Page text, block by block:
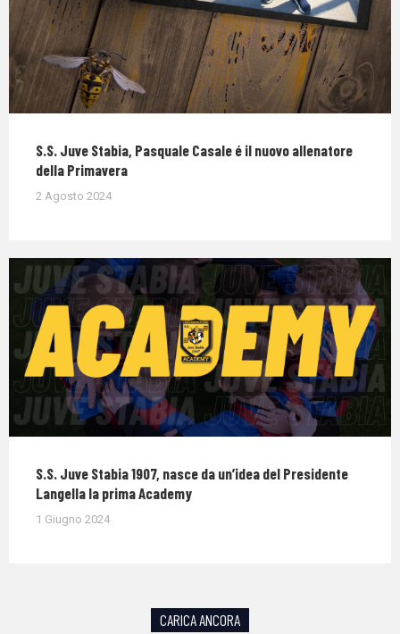
S.S. Juve Stabia, Pasquale Casale é il nuovo allenatore
della Primavera
2 Agosto 2024
S.S. Juve Stabia 1907, nasce da un’idea del Presidente
Langella la prima Academy
1 Giugno 2024
CARICA ANCORA